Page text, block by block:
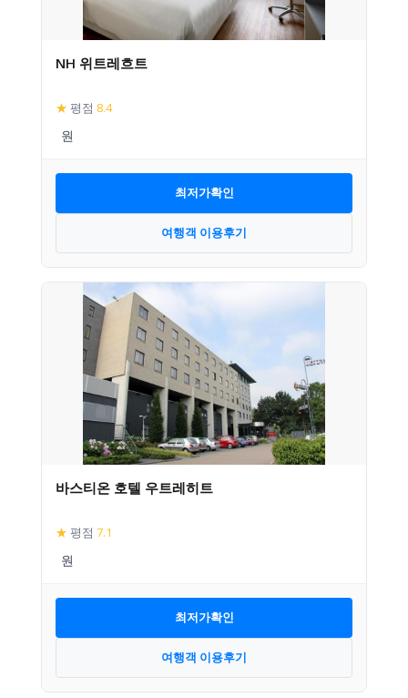
NH 위트레흐트
★ 평점 8.4
최저가확인
여행객 이용후기
바스티온 호텔 우트레히트
★ 평점 7.1
최저가확인
여행객 이용후기